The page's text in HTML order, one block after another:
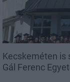
Kecskeméten is
Gál Ferenc